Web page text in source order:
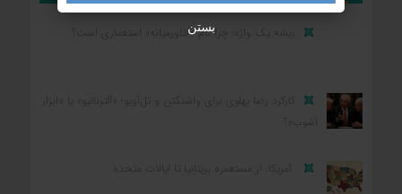
ریشه یک واژه؛ چرا نام «خاورمیانه» استعماری است؟
آمریکا: از مستعمره بریتانیا تا ایالات متحده
بستن